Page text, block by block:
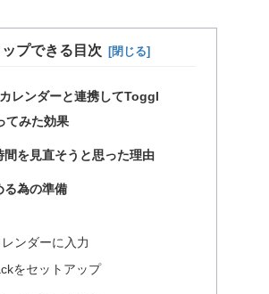
プできる目次
レンダーと連携してToggl
てみた効果
間を見直そうと思った理由
る為の準備
ンダーに入力
をセットアップ